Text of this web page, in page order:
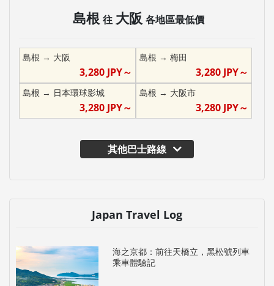
島根 往 大阪 各地區最低價
島根 → 大阪
3,280JPY～
島根 → 梅田
3,280 JPY～
島根 → 日本環球影城
3,280JPY～
島根 → 大阪市
3,280 JPY～
其他巴士路線
Japan Travel Log
海之京都：前往天橋立，黑松號列車
乘車體驗記